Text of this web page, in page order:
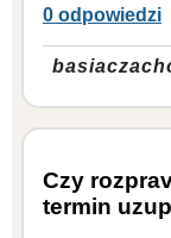
0 odpowiedzi
Czy
termin